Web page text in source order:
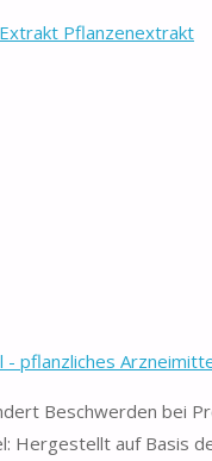
Pflanzenextrakt
- pflanzliches
Beschwerden bei
Hergestellt auf Basis